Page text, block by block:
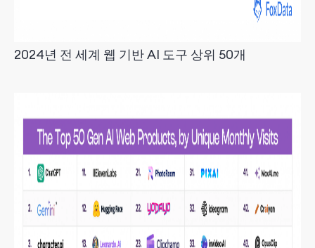
2024년 전 세계 웹 기반 AI 도구 상위 50개